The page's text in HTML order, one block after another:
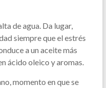
de agua. Da lugar,
siempre que el estrés
a un aceite más
ácido oleico y aromas.
momento en que se